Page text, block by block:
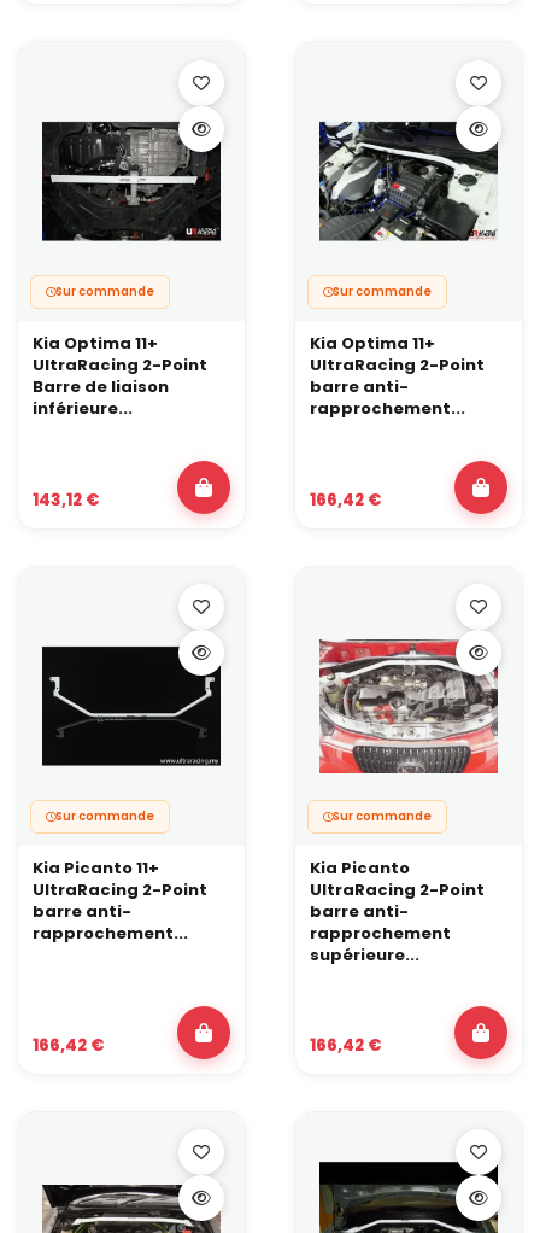
Sur commande
Kia Optima 11+
UltraRacing 2-Point
Barre de liaison
inférieure...
143,12 €
Sur commande
Kia Optima 11+
UltraRacing 2-Point
barre anti-
rapprochement...
166,42 €
Sur commande
Kia Picanto 11+
UltraRacing 2-Point
barre anti-
rapprochement...
166,42 €
Sur commande
Kia Picanto
UltraRacing 2-Point
barre anti-
rapprochement
supérieure...
166,42 €